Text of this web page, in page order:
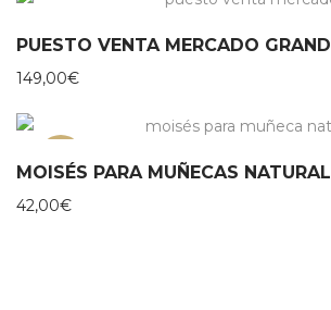
149,00€
MOISÉS PARA MUÑECAS NATURAL
42,00€